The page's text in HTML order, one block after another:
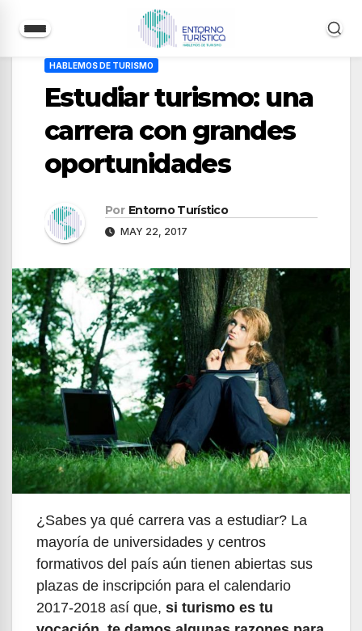
contenido
HABLEMOS DE TURISMO
Estudiar turismo: una
carrera con grandes
oportunidades
Por Entorno Turístico
MAY 22, 2017
¿Sabes ya qué carrera vas a estudiar? La
mayoría de universidades y centros
formativos del país aún tienen abiertas sus
plazas de inscripción para el calendario
2017-2018 así que, si turismo es tu